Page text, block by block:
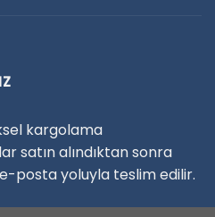
kargolama
satın alındıktan sonra
posta yoluyla teslim edilir.